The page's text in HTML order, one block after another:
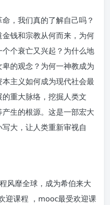
，我们真的了解自己吗？
钱和宗教从何而来，为何
个衰亡又兴起？为什么地
的观念？为何一神教成为
主义如何成为现代社会最
重大脉络，挖掘人类文
生的根源。这是一部宏大
大，让人类重新审视自
风靡全球，成为希伯来大
迎课程 ，mooc最受欢迎课